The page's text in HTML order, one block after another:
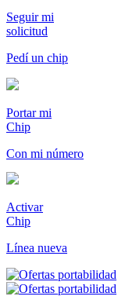
Seguir mi
solicitud
Pedí un chip
Portar mi
Chip
Con mi número
Activar
Chip
Línea nueva